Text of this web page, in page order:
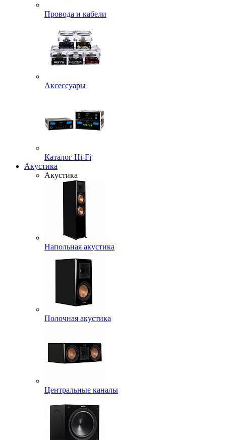
Провода и кабели
Аксессуары
Каталог Hi-Fi
Акустика
Акустика
Напольная акустика
Полочная акустика
Центральные каналы